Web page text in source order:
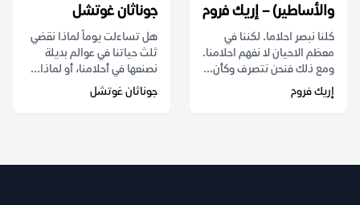
والأساطير) – إريك فروم
كلنا نبصر احلاما. لكننا في
معظم الاحيان لا نفهم احلامنا.
ومع ذلك فنحن نتصرف وكأن...
إريك فروم
جوناثان غوتشل
هل تساءلت يوماً لماذا نقضي
ثلث حياتنا في عوالم بديلة
نصنعها في أحلامنا، أو لماذا...
جوناثان غوتشل